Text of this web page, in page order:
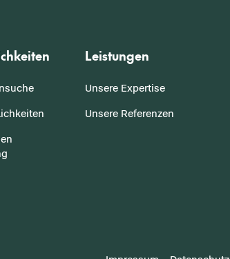
Leistungen
Unsere Expertise
Unsere Referenzen